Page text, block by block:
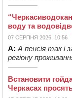
воду та
07 СЕРПНЯ 2026, 10:56
А: А пенсія так і
регіону
Встановити
Черкасах